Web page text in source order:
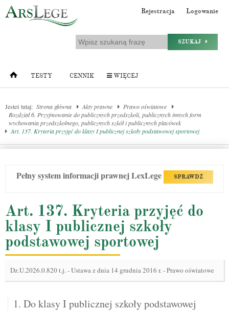
Rejestracja Logowanie
SZUKAJ
TESTY CENNIK WIĘCEJ
Jesteś tutaj: Strona główna Akty prawne
Prawo oświatowe
Rozdział 6. Przyjmowanie do publicznych przedszkoli, publicznych innych form
wychowania przedszkolnego, publicznych szkół i publicznych placówek
Art. 137. Kryteria przyjęć do klasy I publicznej szkoły podstawowej sportowej
Pełny system informacji prawnej LexLege SPRAWDŹ
Art. 137. Kryteria przyjęć do
klasy I publicznej szkoły
podstawowej sportowej
Dz.U.2026.0.820 t.j.-Ustawa z dnia 14 grudnia 2016 r. - Prawo oświatowe
1. Do klasy I publicznej szkoły podstawowej